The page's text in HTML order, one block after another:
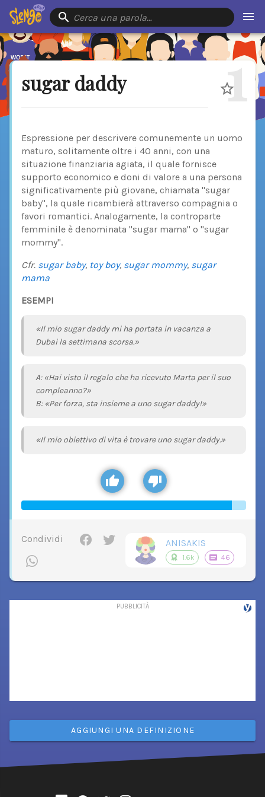
Cerca una parola…
sugar daddy 1
Espressione per descrivere comunemente un uomo
maturo, solitamente oltre i 40 anni, con una
situazione finanziaria agiata, il quale fornisce
supporto economico e doni di valore a una persona
significativamente più giovane, chiamata "sugar
baby", la quale ricambierà attraverso compagnia o
favori romantici. Analogamente, la controparte
femminile è denominata "sugar mama" o "sugar
mommy".
Cfr. sugar baby, toy boy, sugar mommy, sugar
mama
ESEMPI
«Il mio sugar daddy mi ha portata in vacanza a
Dubai la settimana scorsa.»
A: «Hai visto il regalo che ha ricevuto Marta per il suo
compleanno?»
B: «Per forza, sta insieme a uno sugar daddy!»
«Il mio obiettivo di vita è trovare uno sugar daddy.»
Condividi ANISAKIS
1.6k 46
AGGIUNGI UNA DEFINIZIONE